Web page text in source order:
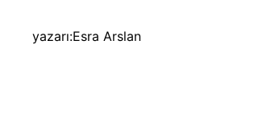
yazarı:Esra Arslan